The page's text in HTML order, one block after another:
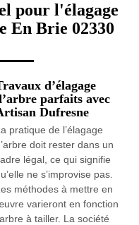
pour l'élagage
En Brie 02330
d’élagage
parfaits avec
Dufresne
pratique de l’élagage
doit rester dans un
légal, ce qui signifie
ne s’improvise pas.
méthodes à mettre en
varieront en fonction
à tailler. La société